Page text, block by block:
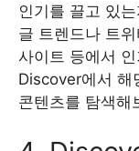
인기를 끌고 있
글 트렌드나 트
사이트 등에서
Discover에서 해
콘텐츠를 탐색해